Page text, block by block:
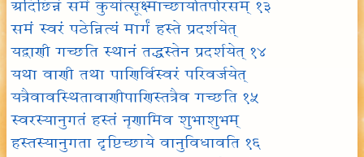
अदिछिन्नं समं कुर्यात्सूक्ष्माच्छायोतपोरसम् १३
समं स्वरं पठेन्नित्यं मार्गं हस्ते प्रदर्शयेत्
यद्वाणी गच्छति स्थानं तद्धस्तेन प्रदर्शयेत् १४
यथा वाणी तथा पाणिर्विस्वरं परिवर्जयेत्
यत्रैवावस्थितावाणीपाणिस्तत्रैव गच्छति १५
स्वरस्यानुगतं हस्तं नॄणामिव शुभाशुभम्
हस्तस्यानुगता दृष्टिच्छाये वानुविधावति १६